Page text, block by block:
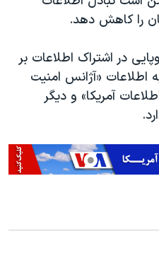
را کاهش دهد.
در اشتراک اطلاعات بر
اطلاعات «آژانس امنیت
آمریکا» و دیگر